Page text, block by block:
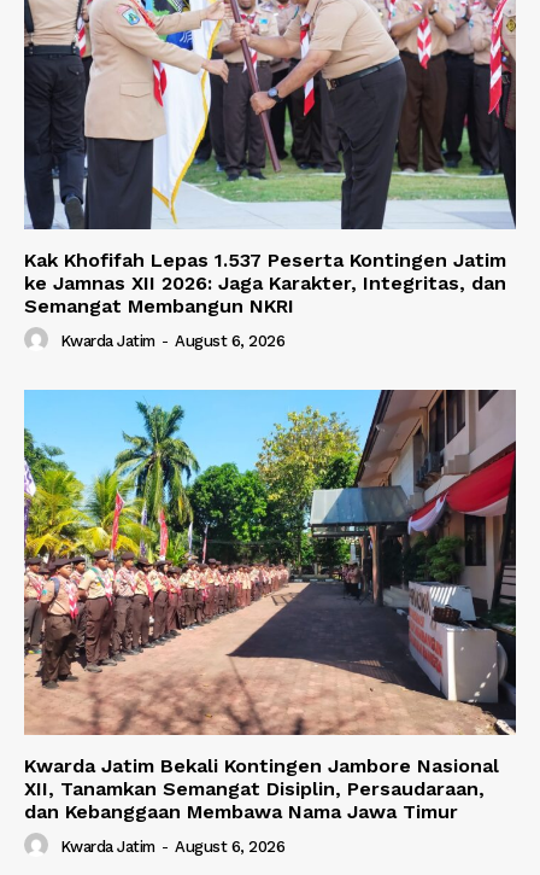
Kak Khofifah Lepas 1.537 Peserta Kontingen Jatim
ke Jamnas XII 2026: Jaga Karakter, Integritas, dan
Semangat Membangun NKRI
Kwarda Jatim - August 6, 2026
Kwarda Jatim Bekali Kontingen Jambore Nasional
XII, Tanamkan Semangat Disiplin, Persaudaraan,
dan Kebanggaan Membawa Nama Jawa Timur
Kwarda Jatim - August 6, 2026